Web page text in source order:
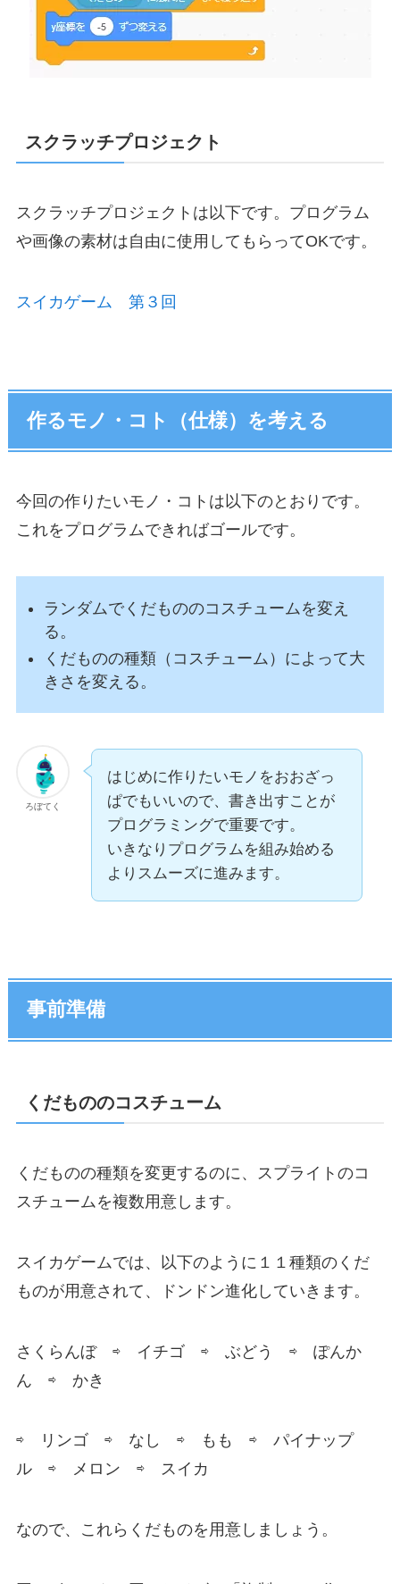
スクラッチプロジェクト
スクラッチプロジェクトは以下です。プログラム
や画像の素材は自由に使用してもらってOKです。
スイカゲーム 第３回
作るモノ・コト（仕様）を考える
今回の作りたいモノ・コトは以下のとおりです。
これをプログラムできればゴールです。
ランダムでくだもののコスチュームを変え
る。
くだものの種類（コスチューム）によって大
きさを変える。
ろぼてく
はじめに作りたいモノをおおざっ
ぱでもいいので、書き出すことが
プログラミングで重要です。
いきなりプログラムを組み始める
よりスムーズに進みます。
事前準備
くだもののコスチューム
くだものの種類を変更するのに、スプライトのコ
スチュームを複数用意します。
スイカゲームでは、以下のように１１種類のくだ
ものが用意されて、ドンドン進化していきます。
さくらんぼ ⇨ イチゴ ⇨ ぶどう ⇨ ぽんか
ん ⇨ かき
⇨ リンゴ ⇨ なし ⇨ もも ⇨ パイナップ
ル ⇨ メロン ⇨ スイカ
なので、これらくだものを用意しましょう。